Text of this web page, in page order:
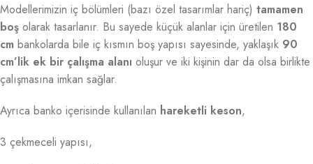
Modellerimizin iç bölümleri (bazı özel tasarımlar hariç) tamamen
boş olarak tasarlanır. Bu sayede küçük alanlar için üretilen 180
cm bankolarda bile iç kısmın boş yapısı sayesinde, yaklaşık 90
cm’lik ek bir çalışma alanı oluşur ve iki kişinin dar da olsa birlikte
çalışmasına imkan sağlar.
Ayrıca banko içerisinde kullanılan hareketli keson,
3 çekmeceli yapısı,